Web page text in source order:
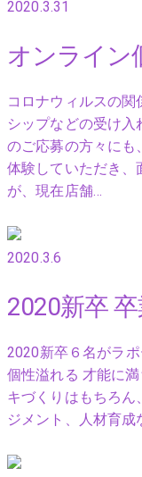
2020.3.31
オンライン
コロナウィルスの
シップなどの受け
のご応募の方々にも
体験していただき、
が、現在店舗…
2020.3.6
2020新卒
2020新卒６名がラ
個性溢れる 才能に
キづくりはもちろ
ジメント、人材育